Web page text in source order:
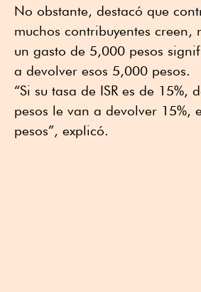
No obstante, destacó que
muchos contribuyentes creen,
un gasto de 5,000 pesos
a devolver esos 5,000 pesos.
“Si su tasa de ISR es de 15%,
pesos le van a devolver 15%,
pesos”, explicó.